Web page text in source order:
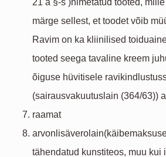
märge sellest, et toodet võib
Ravim on ka kliinilised
tooted seega tavaline kreem
õiguse hüvitisele
(sairausvakuutuslain (364/63))
raamat
tähendatud kunstiteos, muu kui